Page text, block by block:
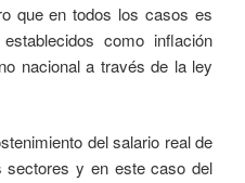
que en todos los casos es
como inflación
nacional a través de la ley
del salario real de
sectores y en este caso del